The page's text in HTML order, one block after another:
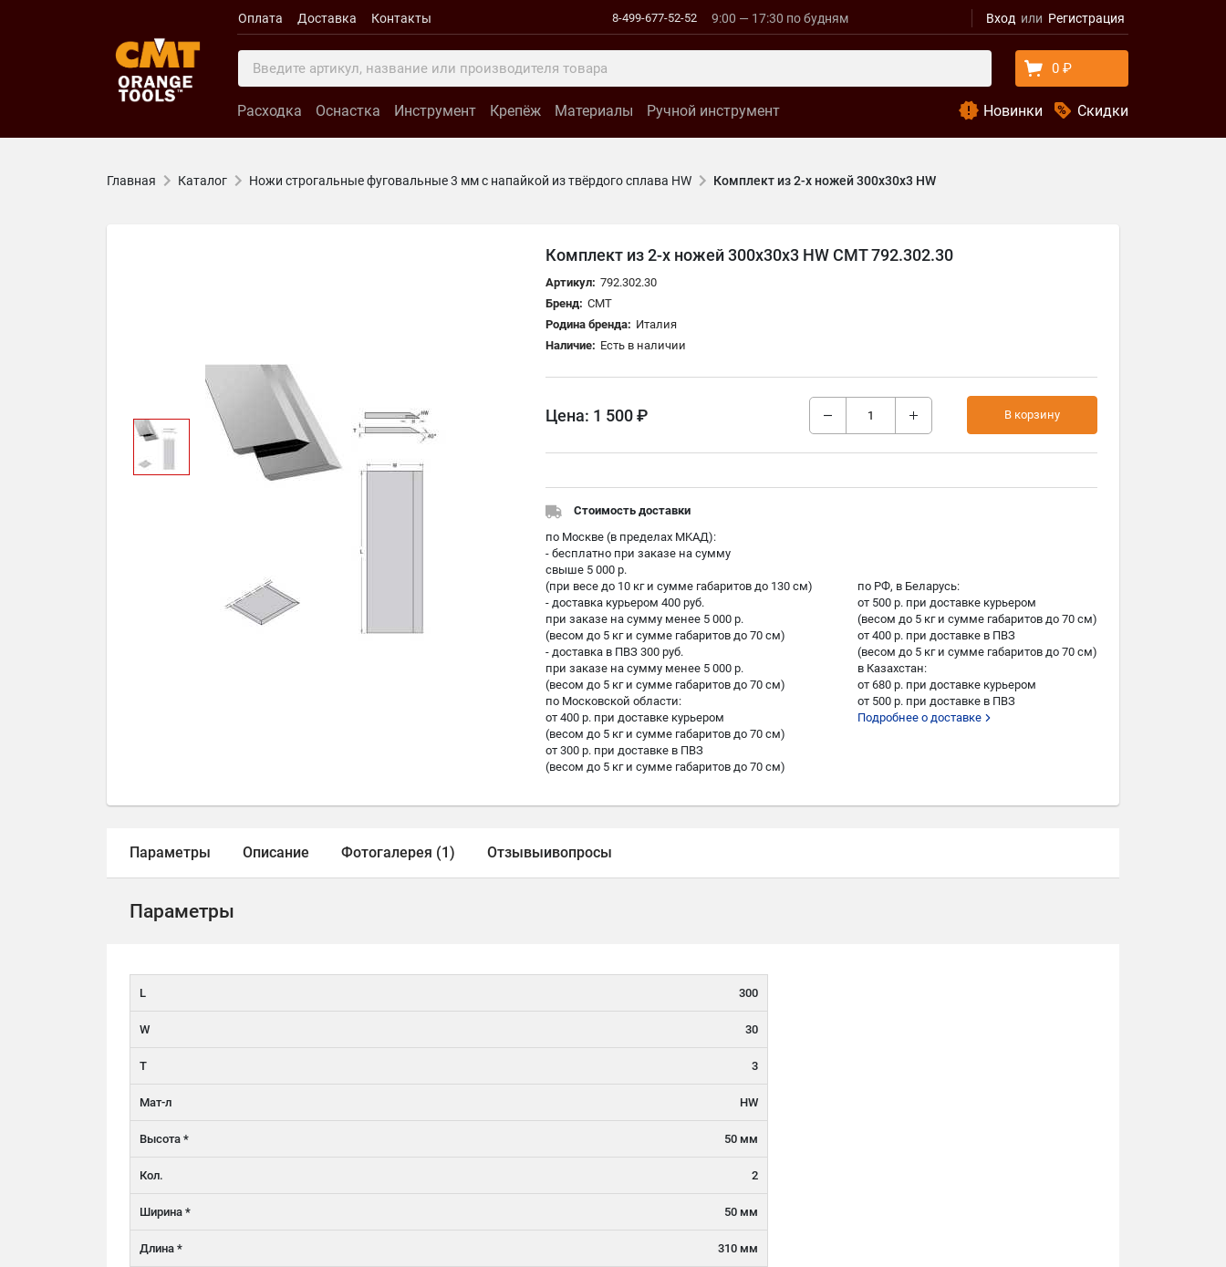
Оплата Доставка Контакты Вход Регистрация
8-499-677-52-52 9:00 — 17:30 по будням
0 ₽
Расходка Оснастка Инструмент Крепёж Материалы Ручной инструмент Новинки Скидки
Главная Каталог Ножи строгальные фуговальные 3 мм с напайкой из твёрдого сплава HW Комплект из 2-х ножей 300x30x3 HW
Комплект из 2-х ножей 300x30x3 HW CMT 792.302.30
Артикул: 792.302.30
Бренд: CMT
Родина бренда: Италия
Наличие: Есть в наличии
Цена: 1 500 ₽ В корзину
Стоимость доставки
по Москве (в пределах МKAД):
- бесплатно при заказе на сумму
свыше 5 000 р.
(при весе до 10 кг и сумме габаритов до 130 см)
- доставка курьером 400 руб.
при заказе на сумму менее 5 000 р.
(весом до 5 кг и сумме габаритов до 70 см)
- доставка в ПВЗ 300 руб.
при заказе на сумму менее 5 000 р.
(весом до 5 кг и сумме габаритов до 70 см)
по Московской области:
от 400 р. при доставке курьером
(весом до 5 кг и сумме габаритов до 70 см)
от 300 р. при доставке в ПВЗ
(весом до 5 кг и сумме габаритов до 70 см)
по РФ, в Беларусь:
от 500 р. при доставке курьером
(весом до 5 кг и сумме габаритов до 70 см)
от 400 р. при доставке в ПВЗ
(весом до 5 кг и сумме габаритов до 70 см)
в Казахстан:
от 680 р. при доставке курьером
от 500 р. при доставке в ПВЗ
Подробнее о доставке
Параметры Описание Фотогалерея (1) Отзывыивопросы
Параметры
L 300
W 30
T 3
Мат-л HW
Высота * 50 мм
Кол. 2
Ширина * 50 мм
Длина * 310 мм